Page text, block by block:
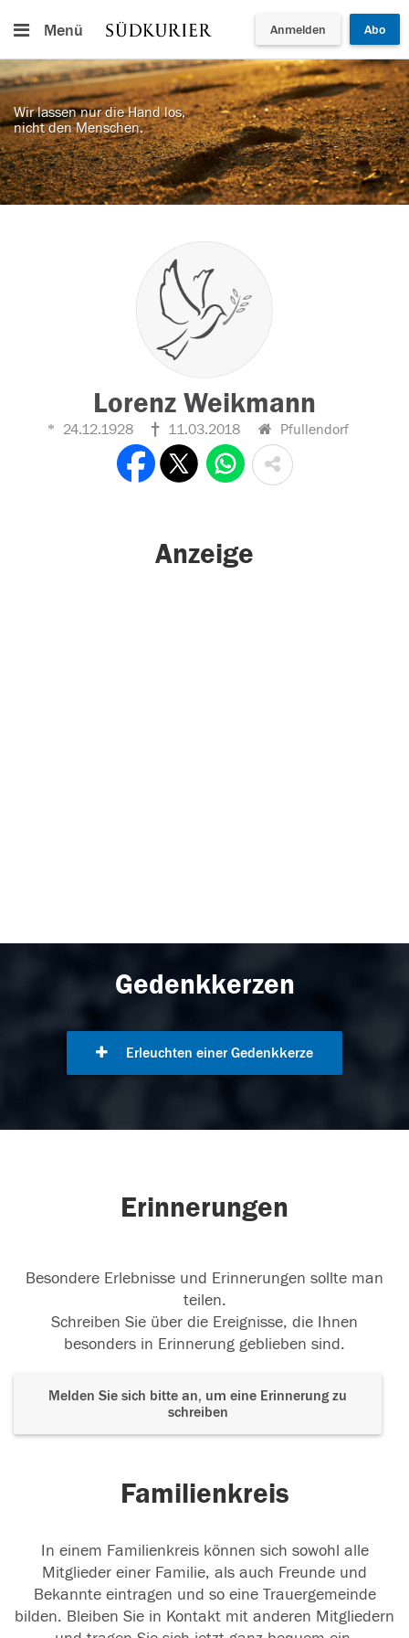
Menü Anmelden Abo
Wir lassen nur die Hand los,
nicht den Menschen.
Lorenz Weikmann
24.12.1928 11.03.2018 Pfullendorf
Anzeige
Gedenkkerzen
Erleuchten einer Gedenkkerze
Erinnerungen
Besondere Erlebnisse und Erinnerungen sollte man
teilen.
Schreiben Sie über die Ereignisse, die Ihnen
besonders in Erinnerung geblieben sind.
Melden Sie sich bitte an, um eine Erinnerung zu
schreiben
Familienkreis
In einem Familienkreis können sich sowohl alle
Mitglieder einer Familie, als auch Freunde und
Bekannte eintragen und so eine Trauergemeinde
bilden. Bleiben Sie in Kontakt mit anderen Mitgliedern